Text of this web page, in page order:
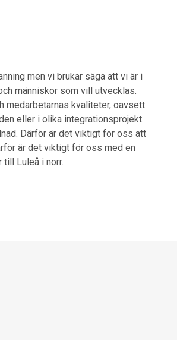
men vi brukar säga att vi är i
människor som vill utvecklas.
medarbetarnas kvaliteter, oavsett
eller i olika integrationsprojekt.
Därför är det viktigt för oss att
är det viktigt för oss med en
Luleå i norr.